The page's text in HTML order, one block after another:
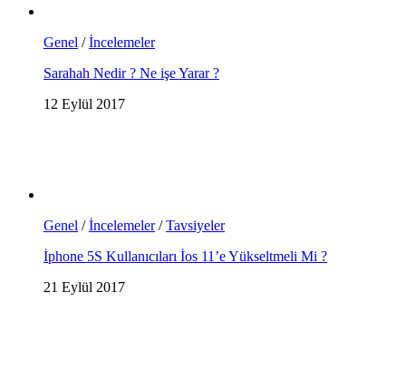
Genel /İncelemeler
Sarahah Nedir ? Ne işe Yarar ?
12 Eylül 2017
Genel /İncelemeler/Tavsiyeler
İphone 5S Kullanıcıları İos 11’e Yükseltmeli Mi ?
21 Eylül 2017